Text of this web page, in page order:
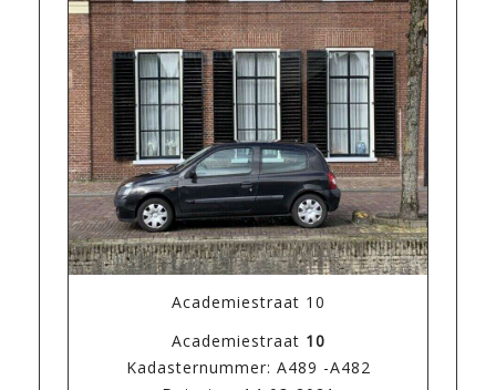
Academiestraat 10
Academiestraat 10
Kadasternummer: A489 -A482